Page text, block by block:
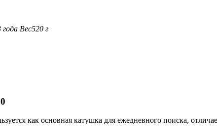
года Вес520 г
как основная катушка для ежедневного поиска,